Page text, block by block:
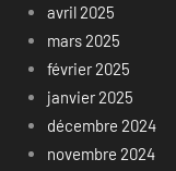
avril 2025
mars 2025
février 2025
janvier 2025
décembre 2024
novembre 2024